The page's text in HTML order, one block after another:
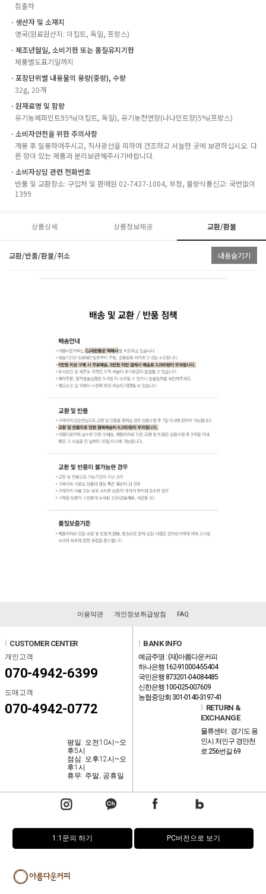
침출차
ㆍ생산자 및 소재지
영국(원료원산지: 이집트, 독일, 프랑스)
ㆍ제조년월일, 소비기한 또는 품질유지기한
제품별도표기일까지
ㆍ포장단위별 내용물의 용량(중량), 수량
32g, 20개
ㆍ원재료명 및 함량
유기농페퍼민트95%(이집트, 독일), 유기농천연향(나나민트향)5%(프랑스)
ㆍ소비자안전을 위한 주의사항
개봉 후 밀봉하여주시고, 직사광선을 피하여 건조하고 서늘한 곳에 보관하십시오. 다
른 향이 있는 제품과 분리보관해주시기바랍니다.
ㆍ소비자상담 관련 전화번호
반품 및 교환장소: 구입처 및 판매원 02-7437-1004, 부정, 불량식품신고: 국번없이
1399
상품상세 상품정보제공 교환/환불
교환/반품/환불/취소 내용숨기기
이용약관 개인정보취급방침 FAQ
CUSTOMER CENTER
개인고객
070-4942-6399
도매고객
070-4942-0772
평일: 오전10시~오
후5시
점심: 오후12시~오
후1시
휴무: 주말, 공휴일
BANK INFO
예금주명 : (재)아름다운커피
하나은행 162-910004-55404
국민은행 873201-04-084485
신한은행 100-025-007609
농협중앙회 301-0140-3197-41
RETURN &
EXCHANGE
물류센터 : 경기도 용
인시 처인구 경안천
로 256번길 69
1:1문의 하기 PC버전으로 보기